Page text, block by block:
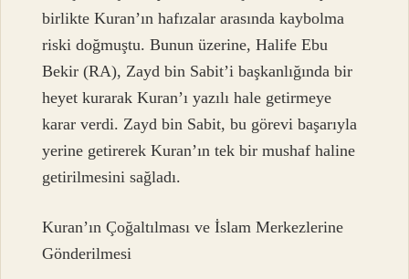
birlikte Kuran’ın hafızalar arasında kaybolma
riski doğmuştu. Bunun üzerine, Halife Ebu
Bekir (RA), Zayd bin Sabit’i başkanlığında bir
heyet kurarak Kuran’ı yazılı hale getirmeye
karar verdi. Zayd bin Sabit, bu görevi başarıyla
yerine getirerek Kuran’ın tek bir mushaf haline
getirilmesini sağladı.
Kuran’ın Çoğaltılması ve İslam Merkezlerine
Gönderilmesi